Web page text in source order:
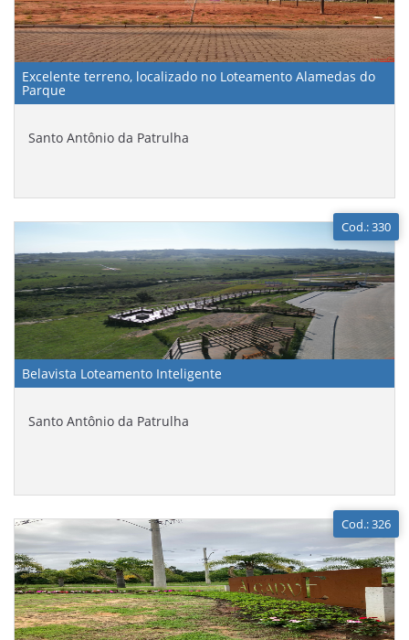
Excelente terreno, localizado no Loteamento Alamedas do
Parque
Santo Antônio da Patrulha
Cod.: 330
Belavista Loteamento Inteligente
Santo Antônio da Patrulha
Cod.: 326